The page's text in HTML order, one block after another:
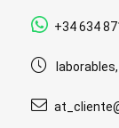
+34 634